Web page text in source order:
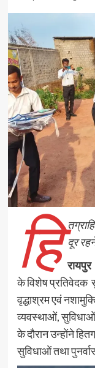
हि दूर
रायपुर
के विशेष प्रतिवेदक
वृद्धाश्रम एवं
व्यवस्थाओं, सुविधाओं
के दौरान उन्होंने
सुविधाओं तथा